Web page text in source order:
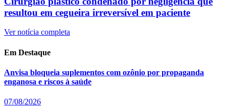
resultou em cegueira irreversível em paciente
Ver notícia completa
Em Destaque
Anvisa bloqueia suplementos com ozônio por propaganda
enganosa e riscos à saúde
07/08/2026